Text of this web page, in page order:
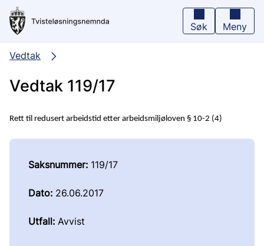
Hopp
hovedinnhold
Søk Meny
Vedtak
Vedtak 119/17
Rett til redusert arbeidstid etter arbeidsmiljøloven § 10-2 (4)
Saksnummer: 119/17
Dato: 26.06.2017
Utfall: Avvist